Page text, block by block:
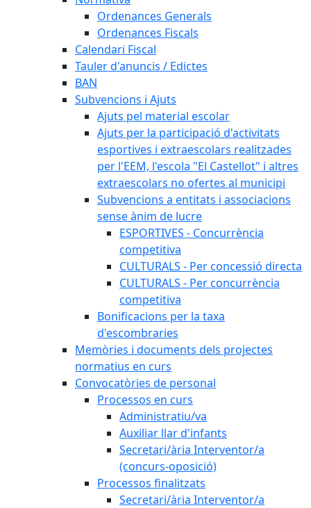
Ordenances Generals
Ordenances Fiscals
Calendari Fiscal
Tauler d'anuncis / Edictes
BAN
Subvencions i Ajuts
Ajuts pel material escolar
Ajuts per la participació d'activitats
esportives i extraescolars realitzades
per l'EEM, l'escola "El Castellot" i altres
extraescolars no ofertes al municipi
Subvencions a entitats i associacions
sense ànim de lucre
ESPORTIVES - Concurrència
competitiva
CULTURALS - Per concessió directa
CULTURALS - Per concurrència
competitiva
Bonificacions per la taxa
d'escombraries
Memòries i documents dels projectes
normatius en curs
Convocatòries de personal
Processos en curs
Administratiu/va
Auxiliar llar d'infants
Secretari/ària Interventor/a
(concurs-oposició)
Processos finalitzats
Secretari/ària Interventor/a